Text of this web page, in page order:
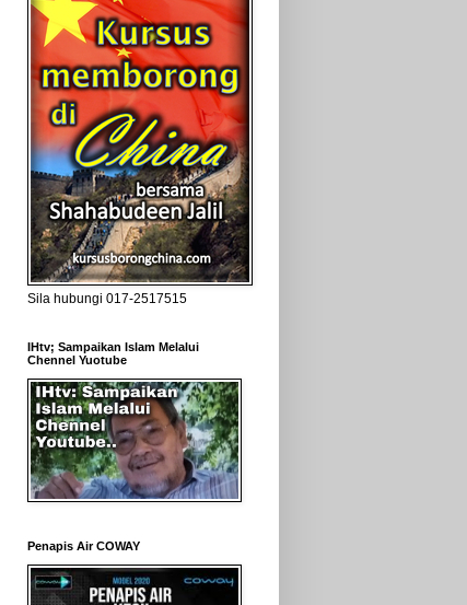
Sila hubungi 017-2517515
IHtv; Sampaikan Islam Melalui
Chennel Yuotube
Penapis Air COWAY